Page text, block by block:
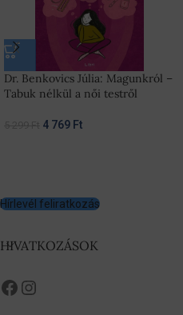
Dr. Benkovics Júlia: Magunkról –
Tabuk nélkül a női testről
4 769 Ft
Hírlevél feliratkozás
HIVATKOZÁSOK